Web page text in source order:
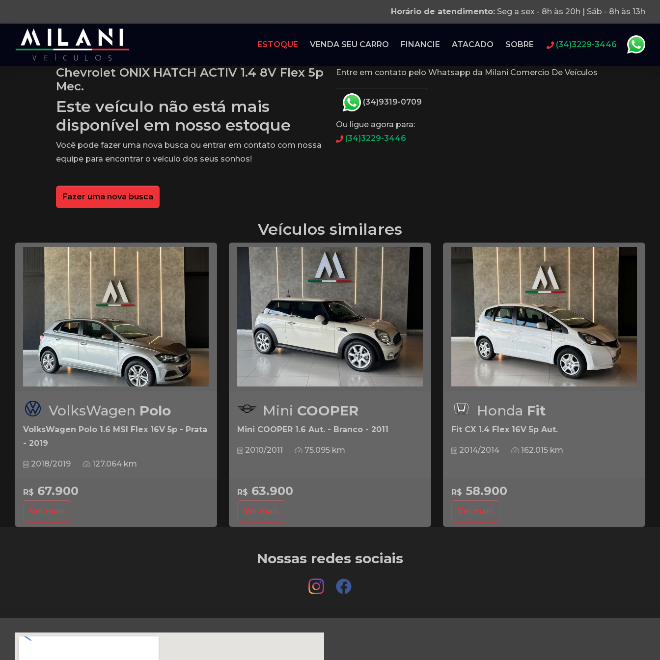
Horário de atendimento: Seg a sex - 8h às 20h | Sáb - 8h às 13h
ESTOQUE VENDA SEU CARRO FINANCIE ATACADO SOBRE (34)3229-3446
Chevrolet ONIX HATCH ACTIV 1.4 8V Flex 5p
Mec.
Este veículo não está mais
disponível em nosso estoque
Você pode fazer uma nova busca ou entrar em contato com nossa
equipe para encontrar o veículo dos seus sonhos!
Fazer uma nova busca
Entre em contato pelo Whatsapp da Milani Comercio De Veículos
(34)9319-0709
Ou ligue agora para:
(34)3229-3446
Veículos similares
VolksWagen Polo
VolksWagen Polo 1.6 MSI Flex 16V 5p - Prata
- 2019
2018/2019 127.064 km
R$ 67.900
Ver mais
Mini COOPER
Mini COOPER 1.6 Aut. - Branco - 2011
2010/2011 75.095 km
R$ 63.900
Ver mais
Honda Fit
Fit CX 1.4 Flex 16V 5p Aut.
2014/2014 162.015 km
R$ 58.900
Ver mais
Nossas redes sociais